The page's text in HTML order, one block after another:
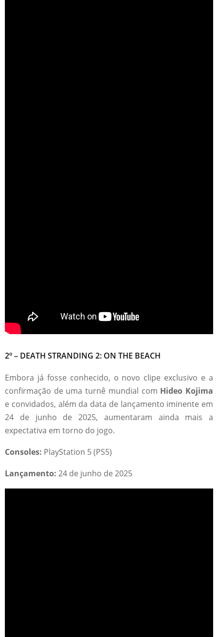
2º – DEATH STRANDING 2: ON THE BEACH
Embora já fosse conhecido, o novo clipe exclusivo e a
confirmação de uma turnê mundial com Hideo Kojima
e convidados, além da data de lançamento iminente em
24 de junho de 2025, aumentaram ainda mais a
expectativa em torno do jogo.
Consoles: PlayStation 5 (PS5)
Lançamento: 24 de junho de 2025